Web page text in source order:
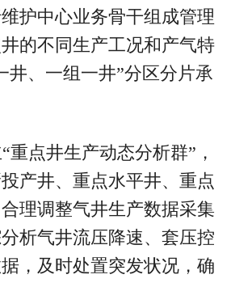
护中心业务骨干组成管理
的不同生产工况和产气特
井、一组一井”分区分片承
重点井生产动态分析群”，
产井、重点水平井、重点
理调整气井生产数据采集
析气井流压降速、套压控
，及时处置突发状况，确